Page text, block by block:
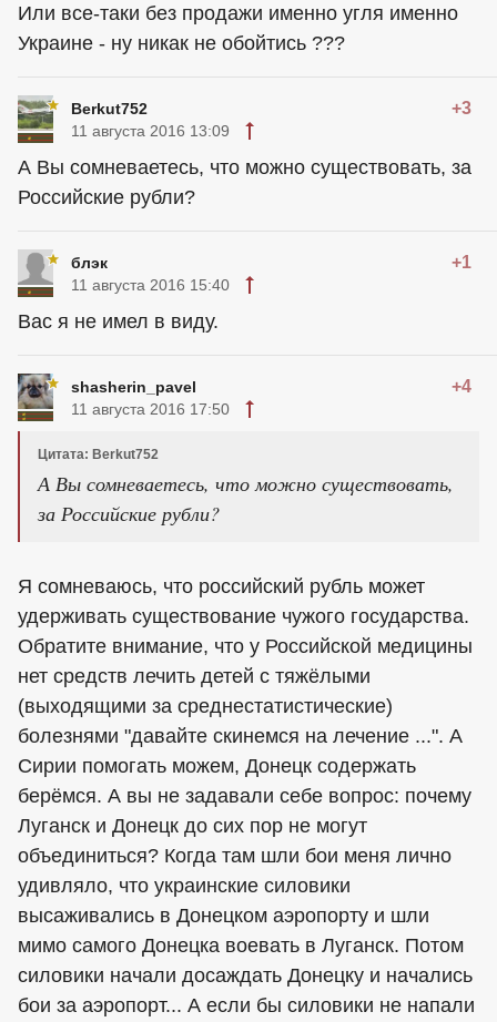
Или все-таки без продажи именно угля именно
Украине - ну никак не обойтись ???
Berkut752 +3
11 августа 2016 13:09
А Вы сомневаетесь, что можно существовать, за
Российские рубли?
блэк +1
11 августа 2016 15:40
Вас я не имел в виду.
shasherin_pavel +4
11 августа 2016 17:50
Цитата: Berkut752
А Вы сомневаетесь, что можно существовать,
за Российские рубли?
Я сомневаюсь, что российский рубль может
удерживать существование чужого государства.
Обратите внимание, что у Российской медицины
нет средств лечить детей с тяжёлыми
(выходящими за среднестатистические)
болезнями "давайте скинемся на лечение ...". А
Сирии помогать можем, Донецк содержать
берёмся. А вы не задавали себе вопрос: почему
Луганск и Донецк до сих пор не могут
объединиться? Когда там шли бои меня лично
удивляло, что украинские силовики
высаживались в Донецком аэропорту и шли
мимо самого Донецка воевать в Луганск. Потом
силовики начали досаждать Донецку и начались
бои за аэропорт... А если бы силовики не напали